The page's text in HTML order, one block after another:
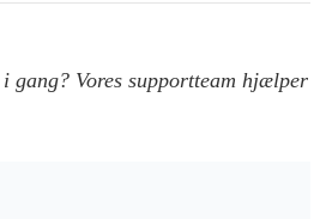
gang? Vores supportteam hjælper